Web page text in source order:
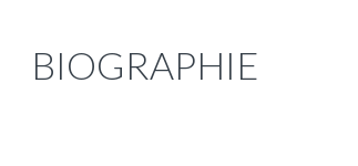
BIOGRAPHIE